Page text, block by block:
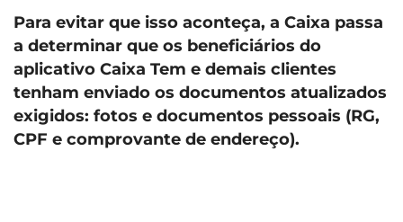
Para evitar que isso aconteça, a Caixa passa
a determinar que os beneficiários do
aplicativo Caixa Tem e demais clientes
tenham enviado os documentos atualizados
exigidos: fotos e documentos pessoais (RG,
CPF e comprovante de endereço).